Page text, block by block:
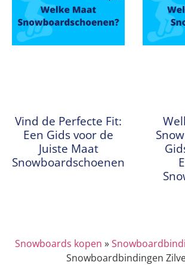
Vind de Perfecte Fit:
Een Gids voor de
Juiste Maat
Snowboardschoenen
Snowboards kopen »
Snowboardbindingen